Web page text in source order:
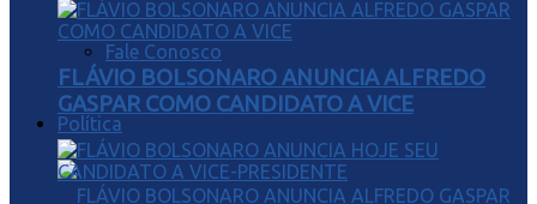
Fale Conosco
Política
FLÁVIO BOLSONARO ANUNCIA ALFREDO
GASPAR COMO CANDIDATO A VICE